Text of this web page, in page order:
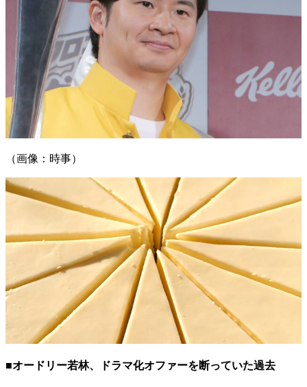
（画像：時事）
■オードリー若林、ドラマ化オファーを断っていた過去